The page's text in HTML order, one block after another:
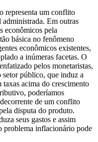
representa um conflito
Em outras
econômicos pela
básica no fenômeno
econômicos existentes,
a inúmeras facetas. O
pelos monetaristas,
público, que induz a
taxas acima do crescimento
poderíamos
de um conflito
disputa do produto.
seus gastos e assim
problema inflacionário pode